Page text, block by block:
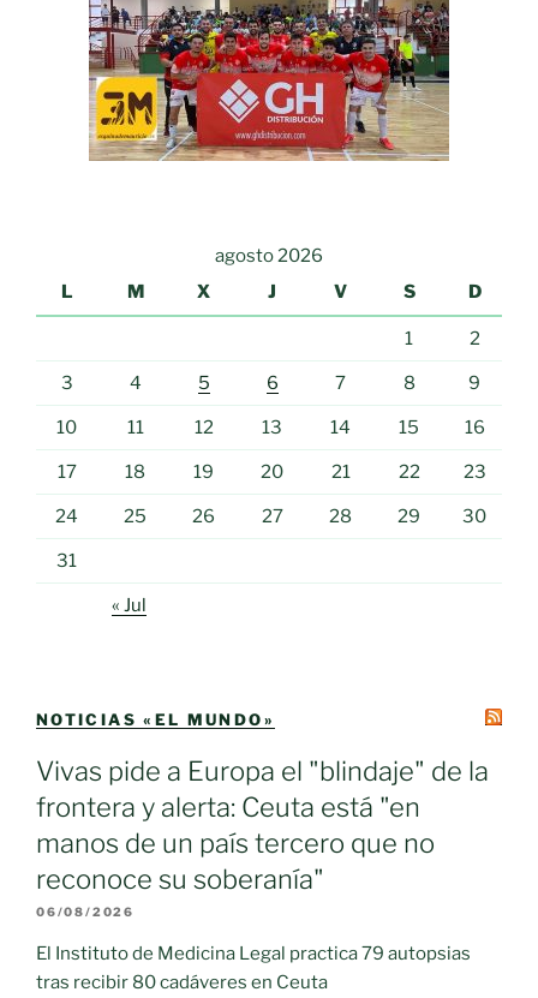
agosto 2026
L
M X J V S D
1 2
3 4 5 6 7 8 9
10 11 12 13 14 15 16
17 18 19 20 21 22 23
24 25 26 27 28 29 30
31
« Jul
NOTICIAS «EL MUNDO»
Vivas pide a Europa el "blindaje" de la
frontera y alerta: Ceuta está "en
manos de un país tercero que no
reconoce su soberanía"
06/08/2026
El Instituto de Medicina Legal practica 79 autopsias
tras recibir 80 cadáveres en Ceuta